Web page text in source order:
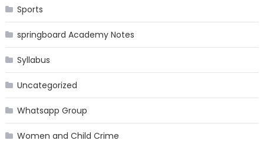
Sports
springboard Academy Notes
Syllabus
Uncategorized
Whatsapp Group
Women and Child Crime